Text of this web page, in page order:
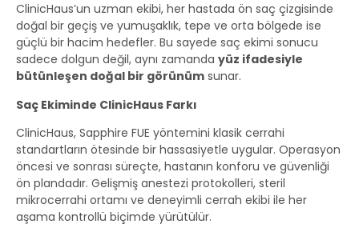
ClinicHaus’un uzman ekibi, her hastada ön saç çizgisinde
doğal bir geçiş ve yumuşaklık, tepe ve orta bölgede ise
güçlü bir hacim hedefler. Bu sayede saç ekimi sonucu
sadece dolgun değil, aynı zamanda yüz ifadesiyle
bütünleşen doğal bir görünüm sunar.
Saç Ekiminde ClinicHaus Farkı
ClinicHaus, Sapphire FUE yöntemini klasik cerrahi
standartların ötesinde bir hassasiyetle uygular. Operasyon
öncesi ve sonrası süreçte, hastanın konforu ve güvenliği
ön plandadır. Gelişmiş anestezi protokolleri, steril
mikrocerrahi ortamı ve deneyimli cerrah ekibi ile her
aşama kontrollü biçimde yürütülür.